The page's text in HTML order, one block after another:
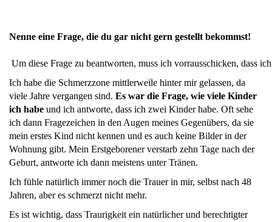
Nenne eine Frage, die du gar nicht gern gestellt bekommst!
Um diese Frage zu beantworten, muss ich vorrausschicken, dass
Ich habe die Schmerzzone mittlerweile hinter mir gelassen, da
viele Jahre vergangen sind. Es war die Frage, wie viele Kinder
ich habe und ich antworte, dass ich zwei Kinder habe. Oft sehe
ich dann Fragezeichen in den Augen meines Gegenübers, da sie
mein erstes Kind nicht kennen und es auch keine Bilder in der
Wohnung gibt. Mein Erstgeborener verstarb zehn Tage nach der
Geburt, antworte ich dann meistens unter Tränen.
Ich fühle natürlich immer noch die Trauer in mir, selbst nach 48
Jahren, aber es schmerzt nicht mehr.
Es ist wichtig, dass Traurigkeit ein natürlicher und berechtigter